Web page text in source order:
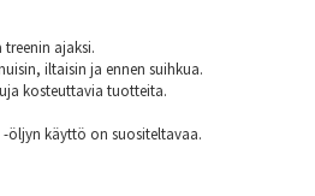
ajaksi.
iltaisin ja ennen suihkua.
kosteuttavia tuotteita.
öljyn käyttö on suositeltavaa.